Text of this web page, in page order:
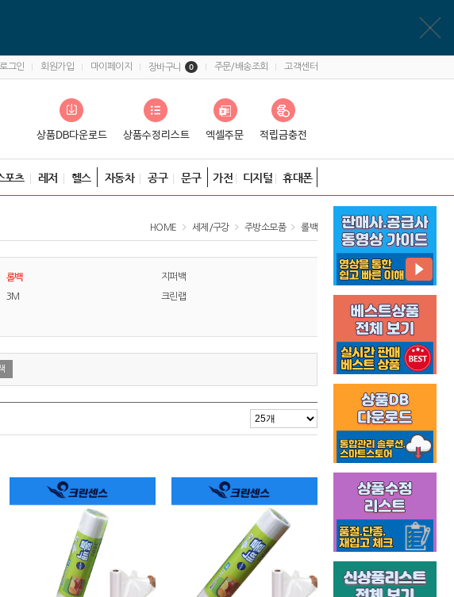
로그인 회원가입 마이페이지 장바구니 0 주문/배송조회 고객센터
포츠 레저 헬스 자동차 공구 문구 가전 디지털 휴대폰
HOME 세제/구강 주방소모품 롤백
롤백 지퍼백
3M 크린랩